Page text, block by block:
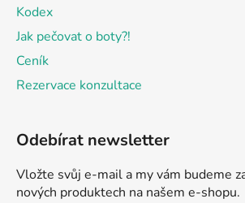
Kodex
Jak pečovat o boty?!
Ceník
Rezervace konzultace
Odebírat newsletter
Vložte svůj e-mail a my vám budeme
nových produktech na našem e-shopu.